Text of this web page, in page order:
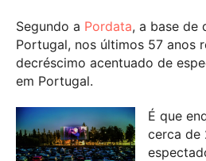
Segundo a Pordata, a base de
Portugal, nos últimos 57 anos
decréscimo acentuado de
em Portugal.
É que
cerca de